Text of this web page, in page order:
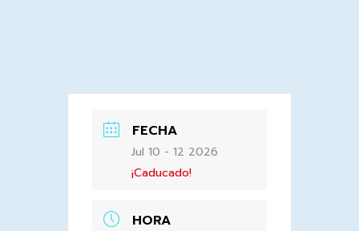
FECHA
Jul 10 - 12 2026
¡Caducado!
HORA